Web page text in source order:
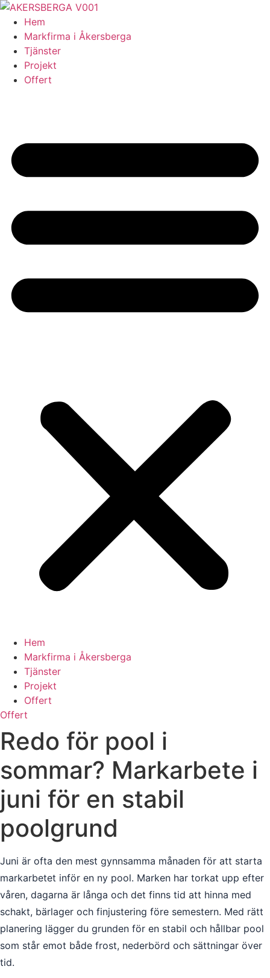
Skip
content
Hem
Markfirma i Åkersberga
Tjänster
Projekt
Offert
Hem
Markfirma i Åkersberga
Tjänster
Projekt
Offert
Offert
Redo för pool i
sommar? Markarbete i
juni för en stabil
poolgrund
Juni är ofta den mest gynnsamma månaden för att starta
markarbetet inför en ny pool. Marken har torkat upp efter
våren, dagarna är långa och det finns tid att hinna med
schakt, bärlager och finjustering före semestern. Med rätt
planering lägger du grunden för en stabil och hållbar pool
som står emot både frost, nederbörd och sättningar över
tid.